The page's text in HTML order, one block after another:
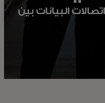
البيانات بين